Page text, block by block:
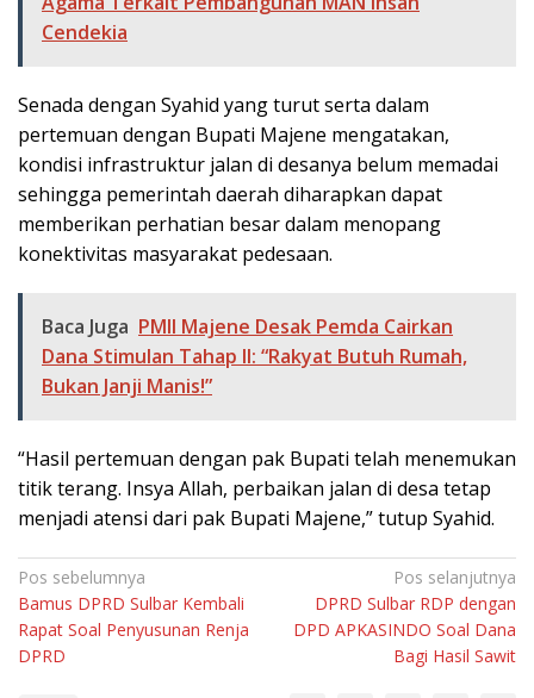
Cendekia
Senada dengan Syahid yang turut serta dalam
pertemuan dengan Bupati Majene mengatakan,
kondisi infrastruktur jalan di desanya belum memadai
sehingga pemerintah daerah diharapkan dapat
memberikan perhatian besar dalam menopang
konektivitas masyarakat pedesaan.
Baca Juga PMII Majene Desak Pemda Cairkan
Dana Stimulan Tahap II: “Rakyat Butuh Rumah,
Bukan Janji Manis!”
“Hasil pertemuan dengan pak Bupati telah menemukan
titik terang. Insya Allah, perbaikan jalan di desa tetap
menjadi atensi dari pak Bupati Majene,” tutup Syahid.
Navigasi
pos
Pos sebelumnya
Bamus DPRD Sulbar Kembali
Rapat Soal Penyusunan Renja
DPRD
Pos selanjutnya
DPRD Sulbar RDP dengan
DPD APKASINDO Soal Dana
Bagi Hasil Sawit